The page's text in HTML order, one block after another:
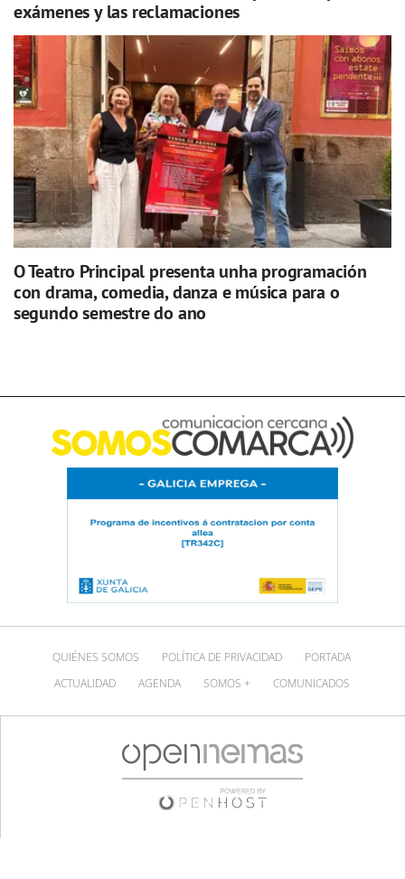
exámenes y las reclamaciones
O Teatro Principal presenta unha programación
con drama, comedia, danza e música para o
segundo semestre do ano
QUIÉNES SOMOS POLÍTICA DE PRIVACIDAD
PORTADA
ACTUALIDAD
AGENDA SOMOS + COMUNICADOS